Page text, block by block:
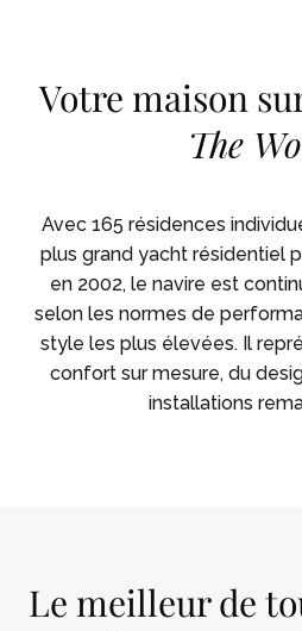
Votre maison
The
Avec 165 résidences
plus grand yacht résidentiel
en 2002, le navire est
selon les normes de
style les plus élevées. Il
confort sur mesure, du
installations
Le meilleur de